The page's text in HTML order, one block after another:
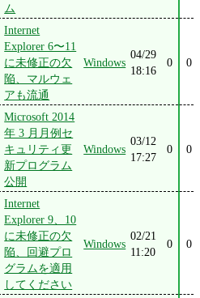
ム
Internet
Explorer 6〜11
に未修正の欠
陥、マルウェ
アも流通
Windows
04/29
18:16
0 0
Microsoft 2014
年 3 月月例セ
キュリティ更
新プログラム
公開
Windows
03/12
17:27
0 0
Internet
Explorer 9、10
に未修正の欠
陥、回避プロ
グラムを適用
してください
Windows
02/21
11:20
0 0